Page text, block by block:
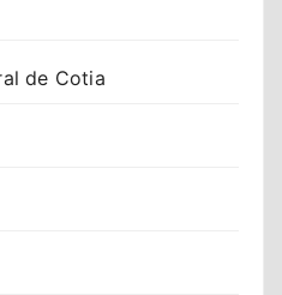
de Cotia